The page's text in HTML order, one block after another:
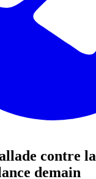
contre la
demain